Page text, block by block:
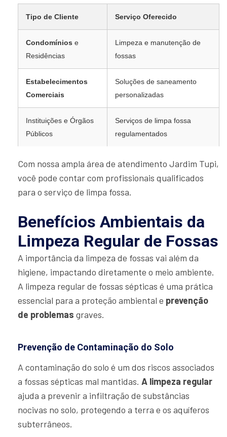
Tipo de Cliente Serviço Oferecido
Condomínios e
Residências
Limpeza e manutenção de
fossas
Estabelecimentos
Comerciais
Soluções de saneamento
personalizadas
Instituições e Órgãos
Públicos
Serviços de limpa fossa
regulamentados
Com nossa ampla área de atendimento Jardim Tupi,
você pode contar com profissionais qualificados
para o serviço de limpa fossa.
Benefícios Ambientais da
Limpeza Regular de Fossas
A importância da limpeza de fossas vai além da
higiene, impactando diretamente o meio ambiente.
A limpeza regular de fossas sépticas é uma prática
essencial para a proteção ambiental e prevenção
de problemas graves.
Prevenção de Contaminação do Solo
A contaminação do solo é um dos riscos associados
a fossas sépticas mal mantidas. A limpeza regular
ajuda a prevenir a infiltração de substâncias
nocivas no solo, protegendo a terra e os aquíferos
subterrâneos.